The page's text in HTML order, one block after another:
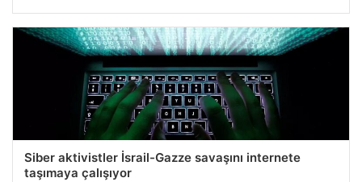
Siber aktivistler İsrail-Gazze savaşını internete
taşımaya çalışıyor